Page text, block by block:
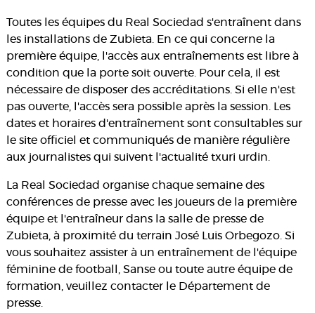
Toutes les équipes du Real Sociedad s'entraînent dans
les installations de Zubieta. En ce qui concerne la
première équipe, l'accès aux entraînements est libre à
condition que la porte soit ouverte. Pour cela, il est
nécessaire de disposer des accréditations. Si elle n'est
pas ouverte, l'accès sera possible après la session. Les
dates et horaires d'entraînement sont consultables sur
le site officiel et communiqués de manière régulière
aux journalistes qui suivent l'actualité txuri urdin.
La Real Sociedad organise chaque semaine des
conférences de presse avec les joueurs de la première
équipe et l'entraîneur dans la salle de presse de
Zubieta, à proximité du terrain José Luis Orbegozo. Si
vous souhaitez assister à un entraînement de l'équipe
féminine de football, Sanse ou toute autre équipe de
formation, veuillez contacter le Département de
presse.